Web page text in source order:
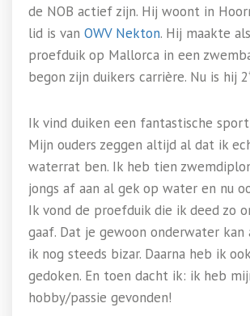
de NOB actief zijn. Hij woont in
lid is van OWV Nekton. Hij maakte
proefduik op Mallorca in een
begon zijn duikers carrière. Nu is hij
Ik vind duiken een fantastische
Mijn ouders zeggen altijd al dat ik
waterrat ben. Ik heb tien
jongs af aan al gek op water en nu
Ik vond de proefduik die ik deed zo
gaaf. Dat je gewoon onderwater kan
ik nog steeds bizar. Daarna heb ik
gedoken. En toen dacht ik: ik heb
hobby/passie gevonden!